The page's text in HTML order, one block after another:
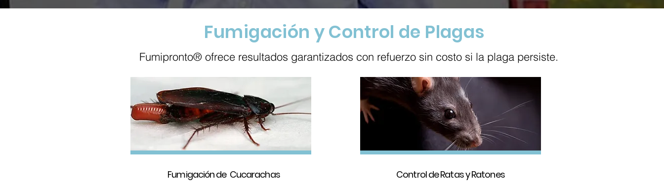
Fumigación y Control de Plagas
Fumipronto® ofrece resultados garantizados con refuerzo sin costo si la plaga persiste.
Fumigación de Cucarachas Control de Ratas y Ratones